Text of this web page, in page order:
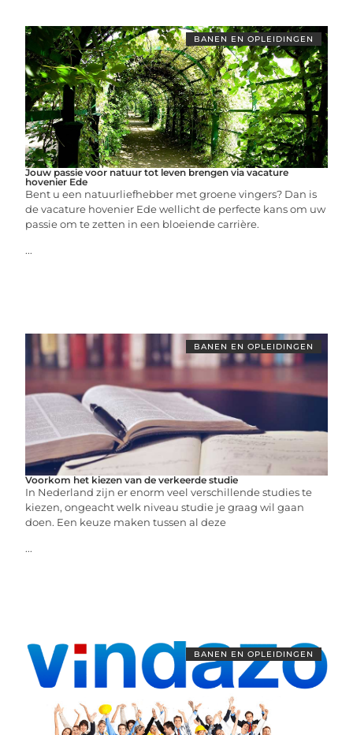
BANEN EN OPLEIDINGEN
Jouw passie voor natuur tot leven brengen via vacature
hovenier Ede
Bent u een natuurliefhebber met groene vingers? Dan is
de vacature hovenier Ede wellicht de perfecte kans om uw
passie om te zetten in een bloeiende carrière.
...
BANEN EN OPLEIDINGEN
Voorkom het kiezen van de verkeerde studie
In Nederland zijn er enorm veel verschillende studies te
kiezen, ongeacht welk niveau studie je graag wil gaan
doen. Een keuze maken tussen al deze
...
BANEN EN OPLEIDINGEN